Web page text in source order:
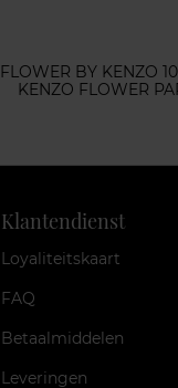
FLOWER BY KENZO
KENZO FLOWER
Klantendienst
Loyaliteitskaart
FAQ
Betaalmiddelen
Leveringen